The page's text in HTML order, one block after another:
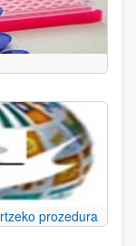
prozedura